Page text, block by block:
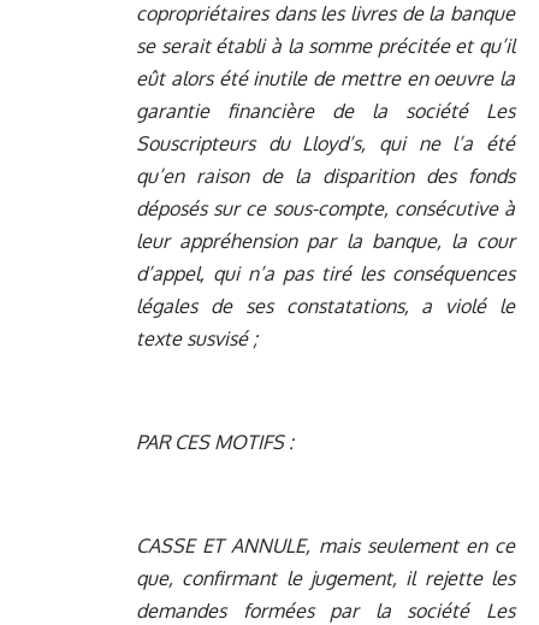
copropriétaires dans les livres de la banque
se serait établi à la somme précitée et qu’il
eût alors été inutile de mettre en oeuvre la
garantie financière de la société Les
Souscripteurs du Lloyd’s, qui ne l’a été
qu’en raison de la disparition des fonds
déposés sur ce sous-compte, consécutive à
leur appréhension par la banque, la cour
d’appel, qui n’a pas tiré les conséquences
légales de ses constatations, a violé le
texte susvisé ;
PAR CES MOTIFS :
CASSE ET ANNULE, mais seulement en ce
que, confirmant le jugement, il rejette les
demandes formées par la société Les